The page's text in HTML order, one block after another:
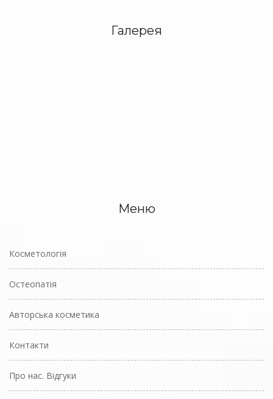
Галерея
Меню
Косметологія
Остеопатія
Авторська косметика
Контакти
Про нас. Відгуки